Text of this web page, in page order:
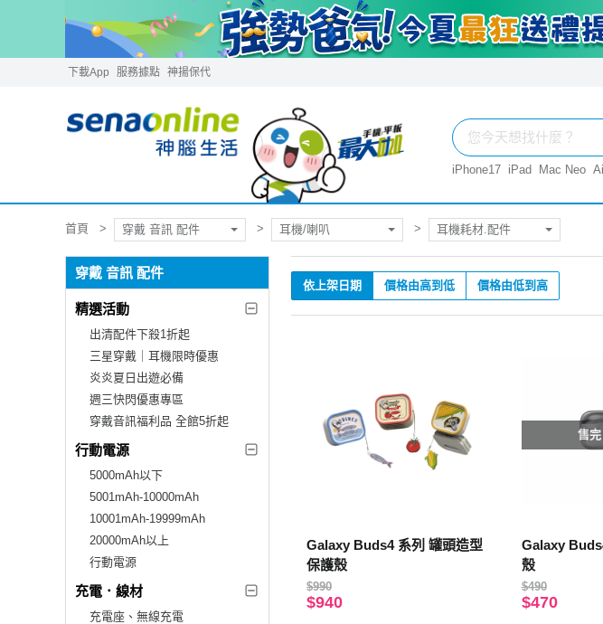
下載App 服務據點 神揚保代
iPhone17 iPad Mac Neo
首頁 穿戴 音訊 配件 耳機/喇叭 耳機耗材.配件
穿戴 音訊 配件
精選活動
出清配件下殺1折起
三星穿戴｜耳機限時優惠
炎炎夏日出遊必備
週三快閃優惠專區
穿戴音訊福利品 全館5折起
行動電源
5000mAh以下
5001mAh-10000mAh
10001mAh-19999mAh
20000mAh以上
行動電源
充電．線材
充電座、無線充電
依上架日期 價格由高到低 價格由低到高
Galaxy Buds4 系列 罐頭造型
保護殼
$990
$940
售
Galaxy
殼
$490
$470